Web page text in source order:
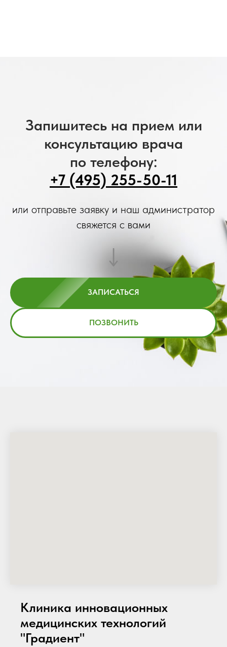
Запишитесь на прием или
консультацию врача
по телефону:
+7 (495) 255-50-11
или отправьте заявку и наш администратор
свяжется с вами
ЗАПИСАТЬСЯ
ПОЗВОНИТЬ
Клиника инновационных
медицинских технологий
"Градиент"